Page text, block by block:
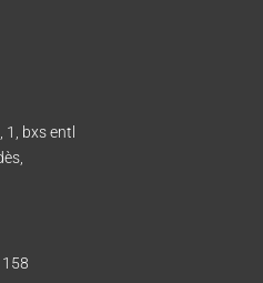
bxs entl